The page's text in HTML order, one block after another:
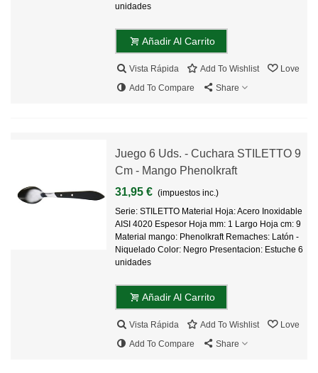
unidades
Añadir Al Carrito
Vista Rápida Add To Wishlist
Love
Add To Compare
Share
Juego 6 Uds. - Cuchara STILETTO 9
Cm - Mango Phenolkraft
31,95 € (impuestos inc.)
Serie: STILETTO Material Hoja: Acero Inoxidable
AISI 4020 Espesor Hoja mm: 1 Largo Hoja cm: 9
Material mango: Phenolkraft Remaches: Latón -
Niquelado Color: Negro Presentacion: Estuche 6
unidades
Añadir Al Carrito
Vista Rápida Add To Wishlist
Love
Add To Compare
Share